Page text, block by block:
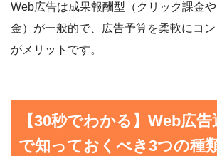
Web広告は成果報酬型（クリック課金
金）が一般的で、広告予算を柔軟にコ
がメリットです。
【30秒でわかる】Web広
で知っておくべき3つの種